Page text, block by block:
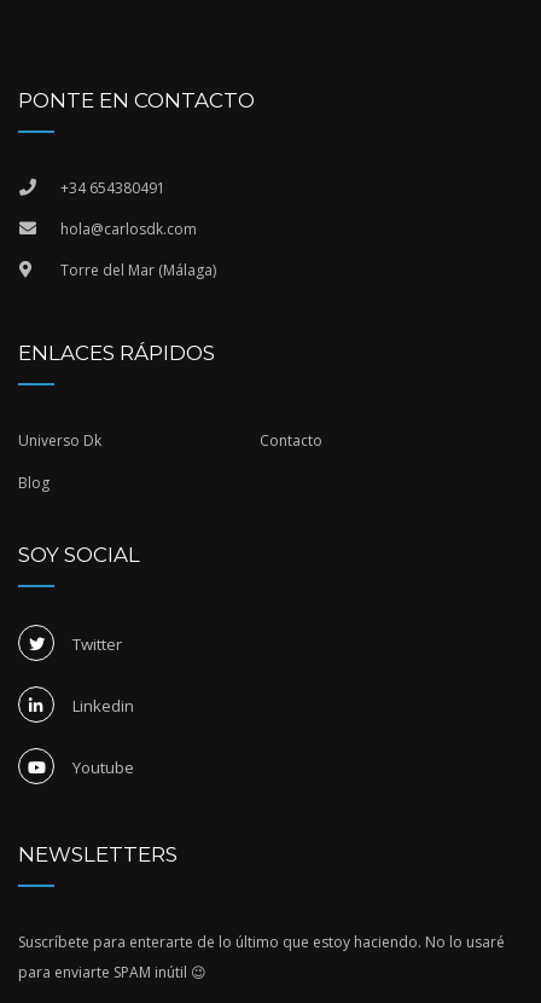
PONTE EN CONTACTO
+34 654380491
hola@carlosdk.com
Torre del Mar (Málaga)
ENLACES RÁPIDOS
Universo Dk Contacto
Blog
SOY SOCIAL
Twitter
Linkedin
Youtube
NEWSLETTERS
Suscríbete para enterarte de lo último que estoy haciendo. No lo usaré
para enviarte SPAM inútil 😉